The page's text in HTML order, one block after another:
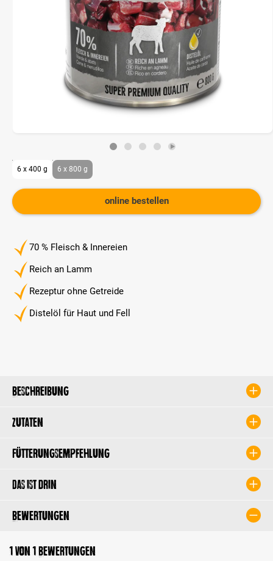
70 % Fleisch & Innereien
Reich an Lamm
Rezeptur ohne Getreide
Distelöl für Haut und Fell
6 x 400 g 6 x 800 g
online bestellen
Beschreibung
Zutaten
Fütterungsempfehlung
Das ist drin
Bewertungen
1 von 1 Bewertungen